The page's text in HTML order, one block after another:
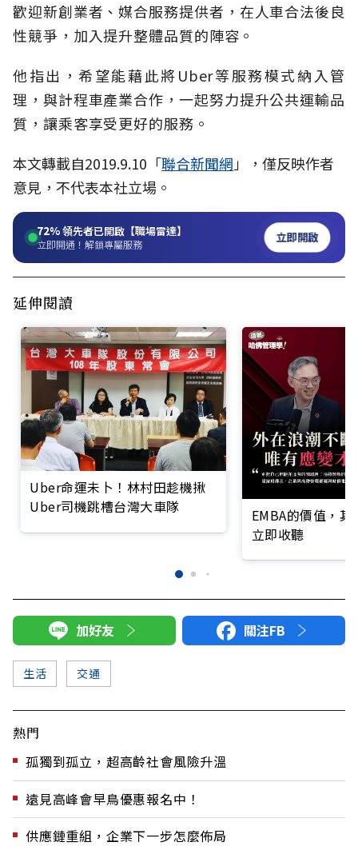
歡迎新創業者、媒合服務提供者，在人車合法後良
性競爭，加入提升整體品質的陣容。
他指出，希望能藉此將Uber等服務模式納入管
理，與計程車產業合作，一起努力提升公共運輸品
質，讓乘客享受更好的服務。
本文轉載自2019.9.10「聯合新聞網 」，僅反映作者
意見，不代表本社立場。
72%領先者已開啟【職場雷達】
立即開通！解鎖專屬服務 立即開啟
延伸閱讀
Uber命運未卜！林村田趁機揪
Uber司機跳槽台灣大車隊
EMBA的價值，
立即收聽
加好友 關注FB
生活 交通
熱門
孤獨到孤立，超高齡社會風險升溫
遠見高峰會早鳥優惠報名中！
供應鏈重組，企業下一步怎麼佈局